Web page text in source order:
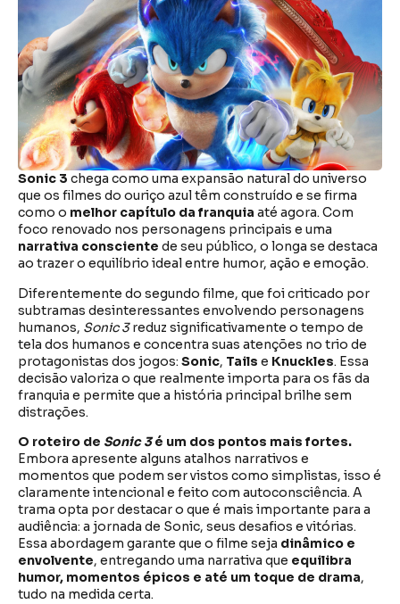
Sonic 3 chega como uma expansão natural do universo
que os filmes do ouriço azul têm construído e se firma
como o melhor capítulo da franquia até agora. Com
foco renovado nos personagens principais e uma
narrativa consciente de seu público, o longa se destaca
ao trazer o equilíbrio ideal entre humor, ação e emoção.
Diferentemente do segundo filme, que foi criticado por
subtramas desinteressantes envolvendo personagens
humanos, Sonic 3reduz significativamente o tempo de
tela dos humanos e concentra suas atenções no trio de
protagonistas dos jogos: Sonic, Tails e Knuckles. Essa
decisão valoriza o que realmente importa para os fãs da
franquia e permite que a história principal brilhe sem
distrações.
O roteiro de Sonic 3é um dos pontos mais fortes.
Embora apresente alguns atalhos narrativos e
momentos que podem ser vistos como simplistas, isso é
claramente intencional e feito com autoconsciência. A
trama opta por destacar o que é mais importante para a
audiência: a jornada de Sonic, seus desafios e vitórias.
Essa abordagem garante que o filme seja dinâmico e
envolvente, entregando uma narrativa que equilibra
humor, momentos épicos e até um toque de drama,
tudo na medida certa.